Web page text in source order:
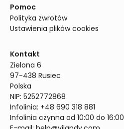
Pomoc
Polityka zwrotów
Ustawienia plików cookies
Kontakt
Zielona 6
97-438 Rusiec
Polska
NIP: 5252772868
Infolinia: +48 690 318 881
Infolinia czynna od 10:00 do 16:00